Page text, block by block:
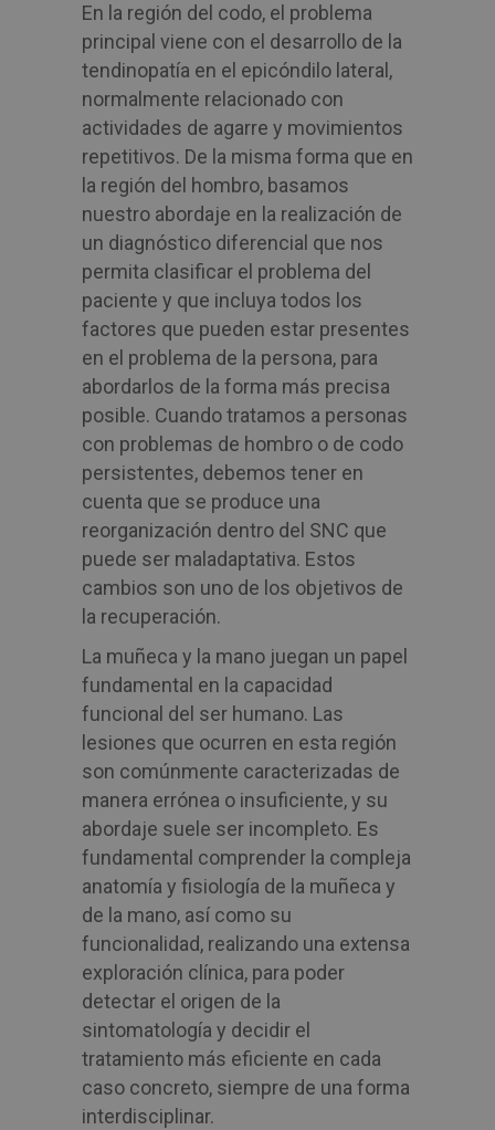
En la región del codo, el problema
principal viene con el desarrollo de la
tendinopatía en el epicóndilo lateral,
normalmente relacionado con
actividades de agarre y movimientos
repetitivos. De la misma forma que en
la región del hombro, basamos
nuestro abordaje en la realización de
un diagnóstico diferencial que nos
permita clasificar el problema del
paciente y que incluya todos los
factores que pueden estar presentes
en el problema de la persona, para
abordarlos de la forma más precisa
posible. Cuando tratamos a personas
con problemas de hombro o de codo
persistentes, debemos tener en
cuenta que se produce una
reorganización dentro del SNC que
puede ser maladaptativa. Estos
cambios son uno de los objetivos de
la recuperación.
La muñeca y la mano juegan un papel
fundamental en la capacidad
funcional del ser humano. Las
lesiones que ocurren en esta región
son comúnmente caracterizadas de
manera errónea o insuficiente, y su
abordaje suele ser incompleto. Es
fundamental comprender la compleja
anatomía y fisiología de la muñeca y
de la mano, así como su
funcionalidad, realizando una extensa
exploración clínica, para poder
detectar el origen de la
sintomatología y decidir el
tratamiento más eficiente en cada
caso concreto, siempre de una forma
interdisciplinar.